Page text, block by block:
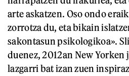
arte askatzen. Oso ondo
zorrotza du, eta bikain
sakontasun psikologikoa».
duenez, 2012an New Yorken
lazgarri bat izan zuen